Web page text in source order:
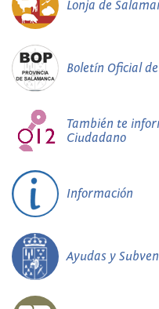
Lonja de
Boletín Oficial
También te
Ciudadano
Información
Ayudas y